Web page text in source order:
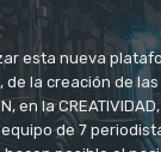
esta nueva
la creación de
en la
equipo de 7